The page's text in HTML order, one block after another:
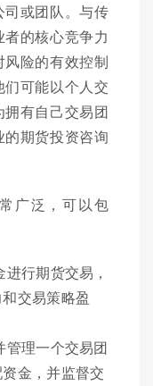
或团队。与传
的核心竞争力
险的有效控制
可能以个人交
有自己交易团
期货投资咨询
广泛，可以包
行期货交易，
交易策略盈
管理一个交易团
金，并监督交